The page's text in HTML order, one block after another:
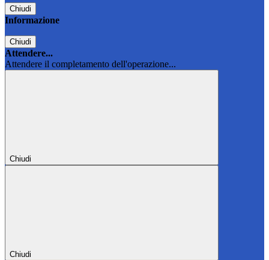
Chiudi
Informazione
Chiudi
Attendere...
Attendere il completamento dell'operazione...
Chiudi
Chiudi